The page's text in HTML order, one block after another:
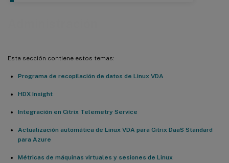
Esta sección contiene estos temas:
Programa de recopilación de datos de Linux VDA
HDX Insight
Integración en Citrix Telemetry Service
Actualización automática de Linux VDA para Citrix DaaS Standard
para Azure
Métricas de máquinas virtuales y sesiones de Linux